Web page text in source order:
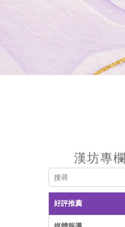
漢坊專欄
好評推薦